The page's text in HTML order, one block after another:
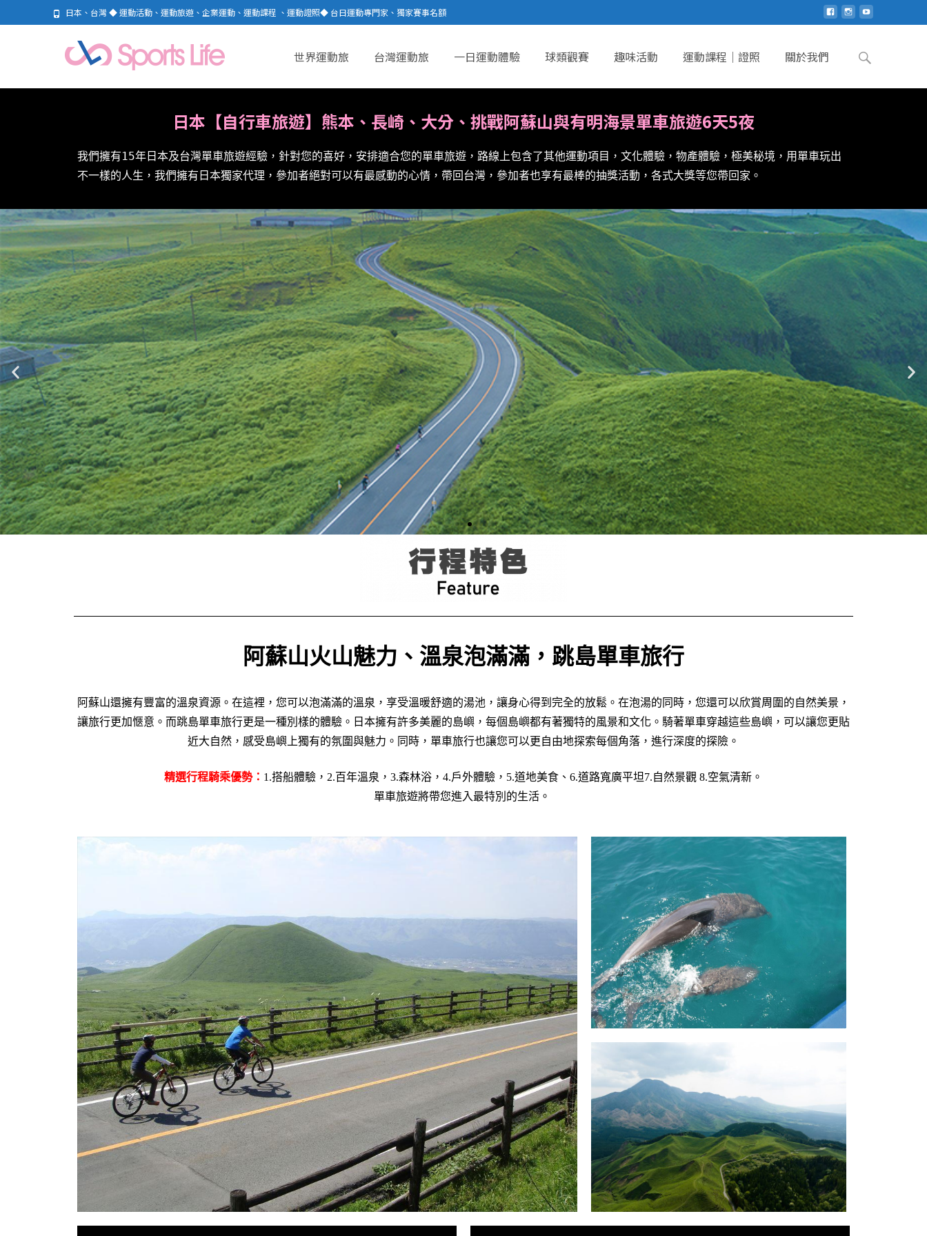
日本、台灣 ◆ 運動活動、運動旅遊、企業運動、運動課程 、運動證照◆ 台日運動專門家、獨家賽事名額
世界運動旅 台灣運動旅 一日運動體驗 球類觀賽 趣味活動 運動課程｜證照 關於我們
日本【自行車旅遊】熊本、 長崎、大分、挑戰阿蘇山與有明海景單車旅遊6天5夜
我們擁有15年日本及台灣單車旅遊經驗，針對您的喜好，安排適合您的單車旅遊，路線上包含了其他運動項目，文化體驗，物產體驗，極美秘境，用單車玩出
不一樣的人生，我們擁有日本獨家代理，參加者絕對可以有最感動的心情，帶回台灣，參加者也享有最棒的抽獎活動，各式大獎等您帶回家。
阿蘇山火山魅力、溫泉泡滿滿，跳島單車旅行
阿蘇山還擁有豐富的溫泉資源。在這裡，您可以泡滿滿的溫泉，享受溫暖舒適的湯池，讓身心得到完全的放鬆。在泡湯的同時，您還可以欣賞周圍的自然美景，
讓旅行更加愜意。 而跳島單車旅行更是一種別樣的體驗。日本擁有許多美麗的島嶼，每個島嶼都有著獨特的風景和文化。騎著單車穿越這些島嶼，可以讓您更貼
近大自然，感受島嶼上獨有的氛圍與魅力。同時，單車旅行也讓您可以更自由地探索每個角落，進行深度的探險。
精選行程騎乘優勢： 1.搭船體驗，2.百年溫泉，3.森林浴，4.戶外體驗，5.道地美食、6.道路寬廣平坦7.自然景觀 8.空氣清新。
單車旅遊將帶您進入最特別的生活。